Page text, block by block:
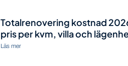
Totalrenovering kostnad
pris per kvm, villa och
Läs mer